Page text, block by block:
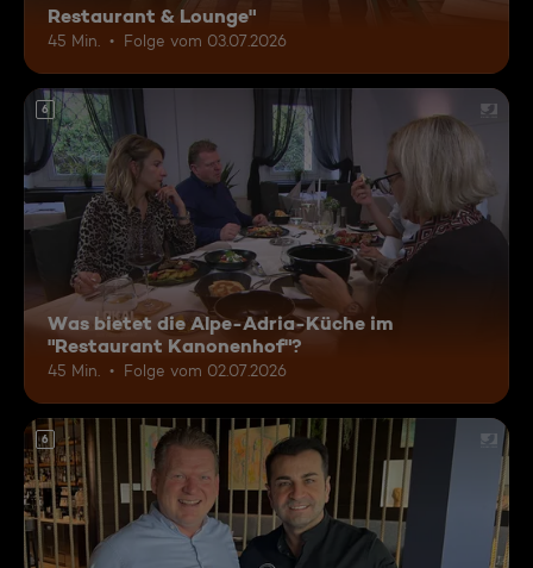
Restaurant & Lounge"
45 Min. Folge vom 03.07.2026
6
Was bietet die Alpe-Adria-Küche im
"Restaurant Kanonenhof"?
45 Min. Folge vom 02.07.2026
6